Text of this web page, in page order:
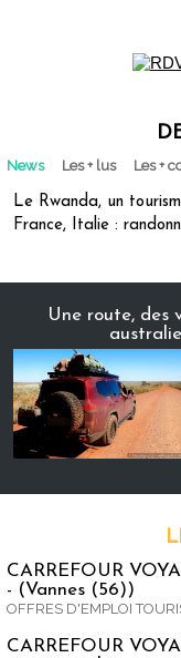
News Les + lus Les +
Le Rwanda, un
France, Italie :
Une route, des
CARREFOUR
- (Vannes (56))
OFFRES D'EMPLOI
CARREFOUR